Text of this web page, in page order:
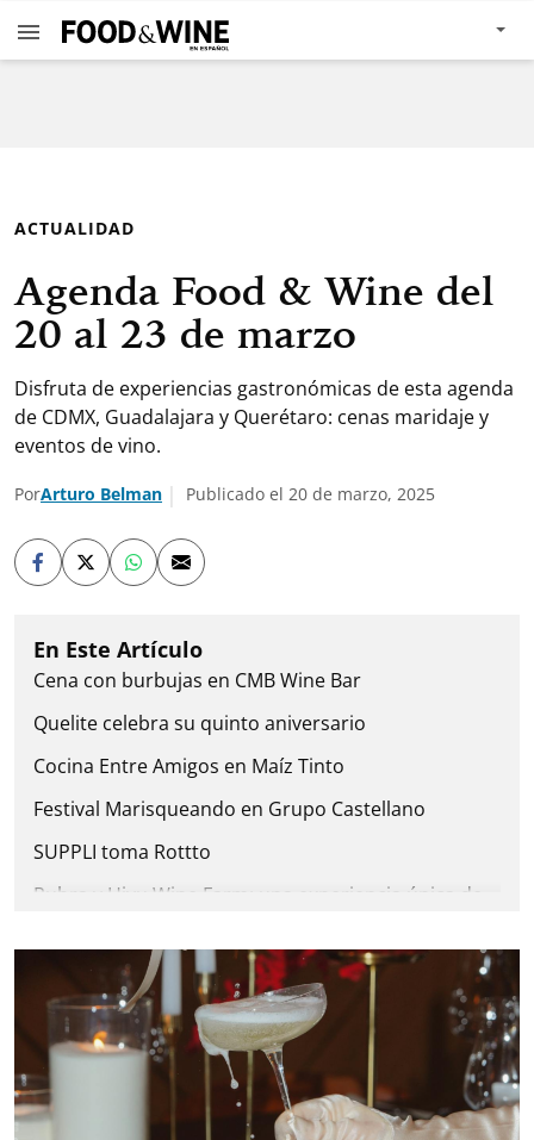
ACTUALIDAD
Agenda Food & Wine del
20 al 23 de marzo
Disfruta de experiencias gastronómicas de esta agenda
de CDMX, Guadalajara y Querétaro: cenas maridaje y
eventos de vino.
PorArturo Belman Publicado el 20 de marzo, 2025
Cena con burbujas en CMB Wine Bar
Quelite celebra su quinto aniversario
Cocina Entre Amigos en Maíz Tinto
Festival Marisqueando en Grupo Castellano
SUPPLI toma Rottto
Rubra y Hiyu Wine Farm: una experiencia única de
Sábados de pop-up gourmet en la terraza de The
Palm
Hike & Wine Edición Equinoccio